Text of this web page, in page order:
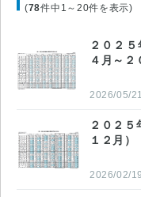
(78件中1～20件を表示)
２０２
４月～
2026/05/
２０２５
１２月）
2026/02/